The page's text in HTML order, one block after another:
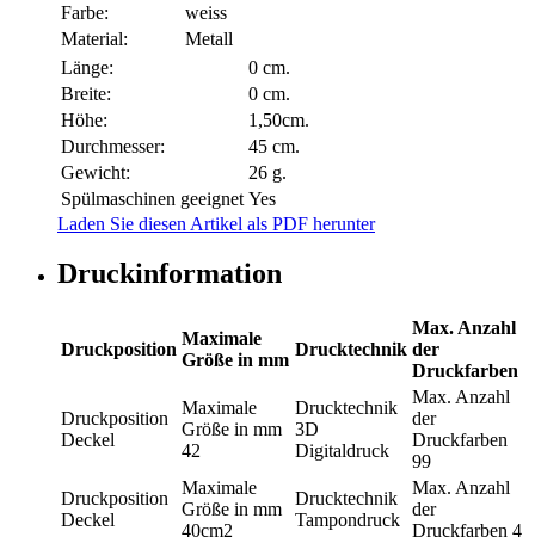
Farbe:
weiss
Material:
Metall
Länge:
0 cm.
Breite:
0 cm.
Höhe:
1,50cm.
Durchmesser:
45 cm.
Gewicht:
26 g.
Spülmaschinen geeignet Yes
Laden Sie diesen Artikel als PDF herunter
Druckinformation
Druckposition
Maximale
Größe in mm
Drucktechnik
Max. Anzahl
der
Druckfarben
Druckposition
Deckel
Maximale
Größe in mm
42
Drucktechnik
3D
Digitaldruck
Max. Anzahl
der
Druckfarben
99
Druckposition
Deckel
Maximale
Größe in mm
40cm2
Drucktechnik
Tampondruck
Max. Anzahl
der
Druckfarben 4